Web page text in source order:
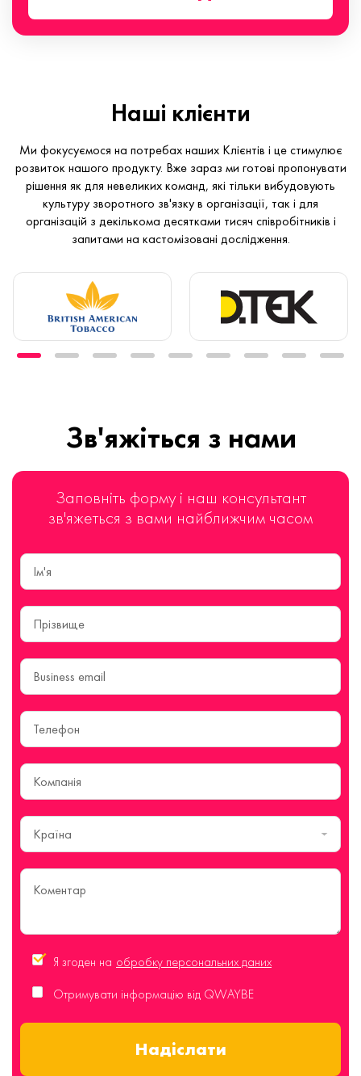
Наші клієнти
Ми фокусуємося на потребах наших Клієнтів і це стимулює
розвиток нашого продукту. Вже зараз ми готові пропонувати
рішення як для невеликих команд, які тільки вибудовують
культуру зворотного зв'язку в організації, так і для
організацій з декількома десятками тисяч співробітників і
запитами на кастомізовані дослідження.
Зв'яжіться з нами
Заповніть форму і наш консультант
зв'яжеться з вами найближчим часом
Країна
Я згоден на обробку персональних даних
Отримувати інформацію від QWAYBE
Надіслати